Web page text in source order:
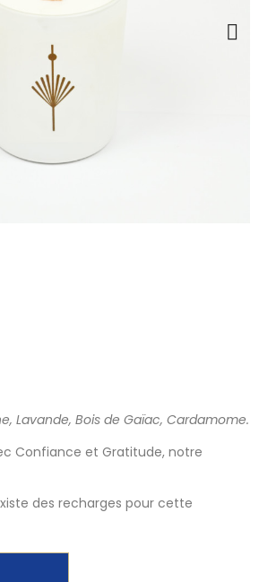
Lavande, Bois de Gaïac, Cardamome.
Confiance et Gratitude, notre
des recharges pour cette